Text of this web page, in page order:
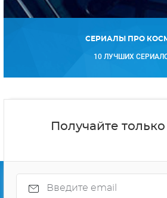
СЕРИАЛЫ ПРО
10 ЛУЧШИХ
Получайте только